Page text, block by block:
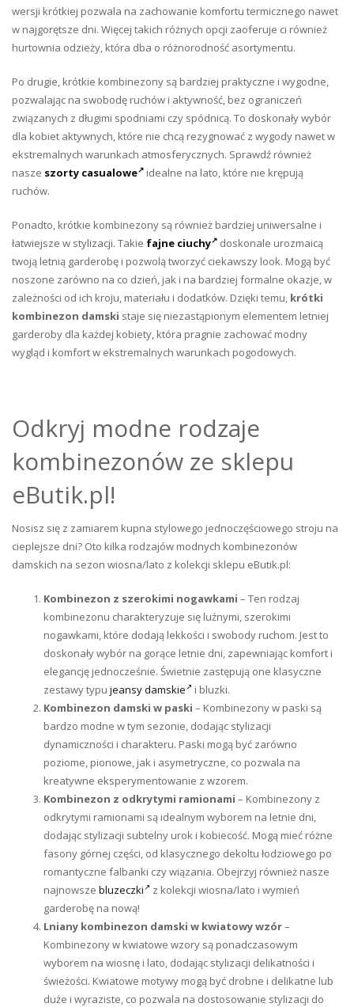
wersji krótkiej pozwala na zachowanie komfortu termicznego nawet
w najgorętsze dni. Więcej takich różnych opcji zaoferuje ci również
hurtownia odzieży, która dba o różnorodność asortymentu.
Po drugie, krótkie kombinezony są bardziej praktyczne i wygodne,
pozwalając na swobodę ruchów i aktywność, bez ograniczeń
związanych z długimi spodniami czy spódnicą. To doskonały wybór
dla kobiet aktywnych, które nie chcą rezygnować z wygody nawet w
ekstremalnych warunkach atmosferycznych. Sprawdź również
nasze szorty casualowe
idealne na lato, które nie krępują
ruchów.
Ponadto, krótkie kombinezony są również bardziej uniwersalne i
łatwiejsze w stylizacji. Takie fajne ciuchy
doskonale urozmaicą
twoją letnią garderobę i pozwolą tworzyć ciekawszy look. Mogą być
noszone zarówno na co dzień, jak i na bardziej formalne okazje, w
zależności od ich kroju, materiału i dodatków. Dzięki temu, krótki
kombinezon damski staje się niezastąpionym elementem letniej
garderoby dla każdej kobiety, która pragnie zachować modny
wygląd i komfort w ekstremalnych warunkach pogodowych.
Odkryj modne rodzaje
kombinezonów ze sklepu
eButik.pl!
Nosisz się z zamiarem kupna stylowego jednoczęściowego stroju na
cieplejsze dni? Oto kilka rodzajów modnych kombinezonów
damskich na sezon wiosna/lato z kolekcji sklepu eButik.pl:
Kombinezon z szerokimi nogawkami – Ten rodzaj
kombinezonu charakteryzuje się luźnymi, szerokimi
nogawkami, które dodają lekkości i swobody ruchom. Jest to
doskonały wybór na gorące letnie dni, zapewniając komfort i
elegancję jednocześnie. Świetnie zastępują one klasyczne
zestawy typu jeansy damskie
i bluzki.
Kombinezon damski w paski – Kombinezony w paski są
bardzo modne w tym sezonie, dodając stylizacji
dynamiczności i charakteru. Paski mogą być zarówno
poziome, pionowe, jak i asymetryczne, co pozwala na
kreatywne eksperymentowanie z wzorem.
Kombinezon z odkrytymi ramionami – Kombinezony z
odkrytymi ramionami są idealnym wyborem na letnie dni,
dodając stylizacji subtelny urok i kobiecość. Mogą mieć różne
fasony górnej części, od klasycznego dekoltu łodziowego po
romantyczne falbanki czy wiązania. Obejrzyj również nasze
najnowsze bluzeczki
z kolekcji wiosna/lato i wymień
garderobę na nową!
Lniany kombinezon damski w kwiatowy wzór–
Kombinezony w kwiatowe wzory są ponadczasowym
wyborem na wiosnę i lato, dodając stylizacji delikatności i
świeżości. Kwiatowe motywy mogą być drobne i delikatne lub
duże i wyraziste, co pozwala na dostosowanie stylizacji do